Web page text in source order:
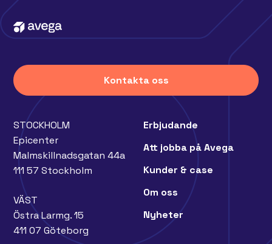
Kontakta oss
STOCKHOLM
Epicenter
Malmskillnadsgatan 44a
111 57 Stockholm
VÄST
Östra Larmg. 15
411 07 Göteborg
Erbjudande
Att jobba på Avega
Kunder & case
Om oss
Nyheter